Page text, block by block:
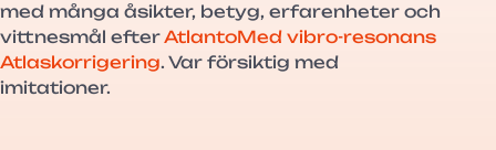
med många åsikter, betyg, erfarenheter och
vittnesmål efterAtlantoMed vibro-resonans
Atlaskorrigering. Var försiktig med
imitationer.